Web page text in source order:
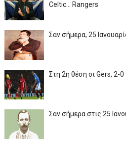
Celtic... Rangers
Σαν σήμερα, 25
Στη 2η θέση οι Gers, 2-
Σαν σήμερα στις 25